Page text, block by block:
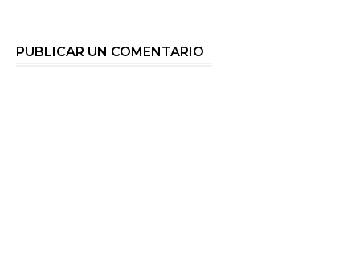
PUBLICAR UN COMENTARIO